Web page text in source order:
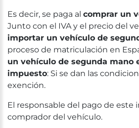
Es decir, se paga al comprar un
Junto con el IVA y el precio del
importar un vehículo de
proceso de matriculación en
un vehículo de segunda mano
impuesto: Si se dan las
exención.
El responsable del pago de este
comprador del vehículo.